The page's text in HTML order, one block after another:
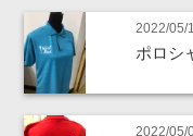
2022/05/
ポロシ
2022/05/